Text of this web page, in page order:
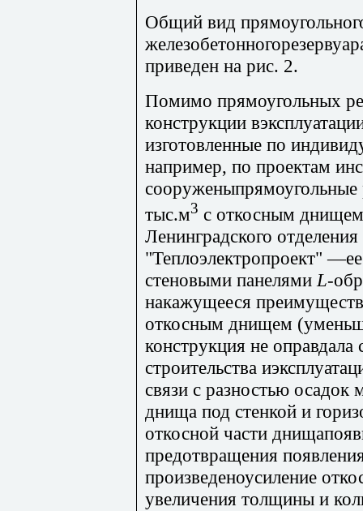
Общий вид
приведен на рис. 2.
Помимо прямоугольных
конструкции
изготовленные по
например, по проектам
тыс.м3 с откосным
Ленинградского отделения
"Теплоэлектропроект"
стеновыми панелями L-
накажущееся
откосным днищем
конструкция не оправдала
строительства
связи с разностью
днища под стенкой и
откосной части
предотвращения
произведеноусиление
увеличения толщины и